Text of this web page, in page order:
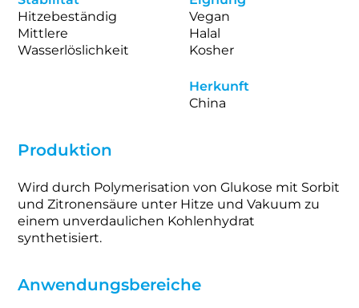
Hitzebeständig
Mittlere
Wasserlöslichkeit
Vegan
Halal
Kosher
Herkunft
China
Produktion
Wird durch Polymerisation von Glukose mit Sorbit
und Zitronensäure unter Hitze und Vakuum zu
einem unverdaulichen Kohlenhydrat
synthetisiert.
Anwendungsbereiche